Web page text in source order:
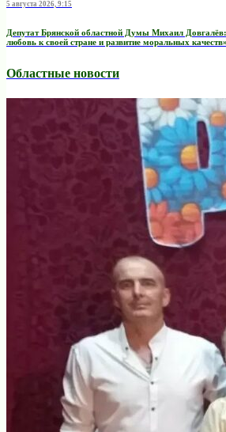
5 августа 2026, 9:15
Депутат Брянской областной Думы Михаил
любовь к своей стране и развитие моральных
Областные новости